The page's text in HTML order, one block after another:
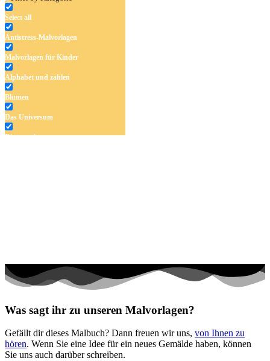
Select all
Antistress-Malvorlagen
Malvorlagen für Kinder
Alphabet und zahlen
Blumen
Das Universum
Dinosaurier
Musik und Musikinstrumente
Sommer und Feiertage
Sport
Teddys und Pferde
Was sagt ihr zu unseren Malvorlagen?
Gefällt dir dieses Malbuch? Dann freuen wir uns, von Ihnen zu
hören. Wenn Sie eine Idee für ein neues Gemälde haben, können
Sie uns auch darüber schreiben.